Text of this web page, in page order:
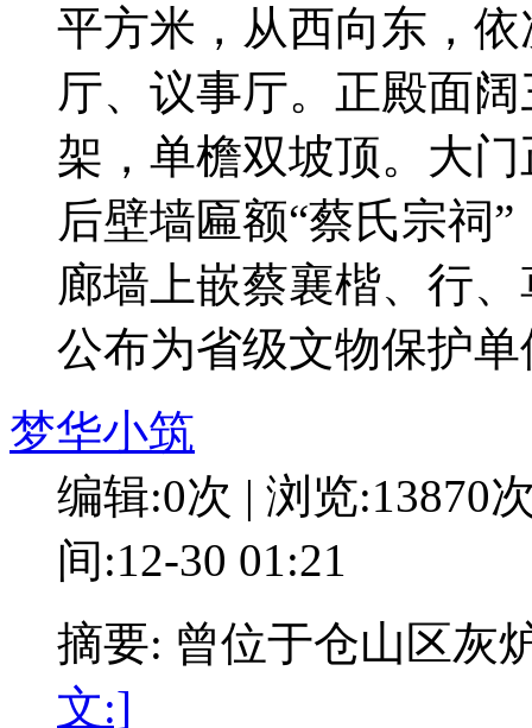
平方米，从西向东，
厅、议事厅。正殿面
架，单檐双坡顶。大
后壁墙匾额“蔡氏宗祠
廊墙上嵌蔡襄楷、行
公布为省级文物保护单
梦华小筑
编辑:0次 | 浏览:13870
间:12-30 01:21
摘要: 曾位于仓山区灰
文:]